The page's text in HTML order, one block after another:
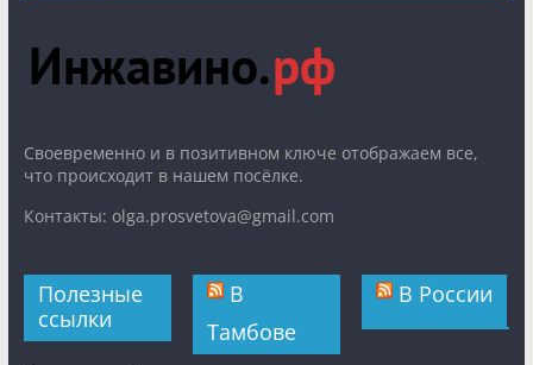
Cвоевременно и в позитивном ключе отображаем все,
что происходит в нашем посёлке.
Контакты: olga.prosvetova@gmail.com
Полезные
ссылки
В
Тамбове
В России